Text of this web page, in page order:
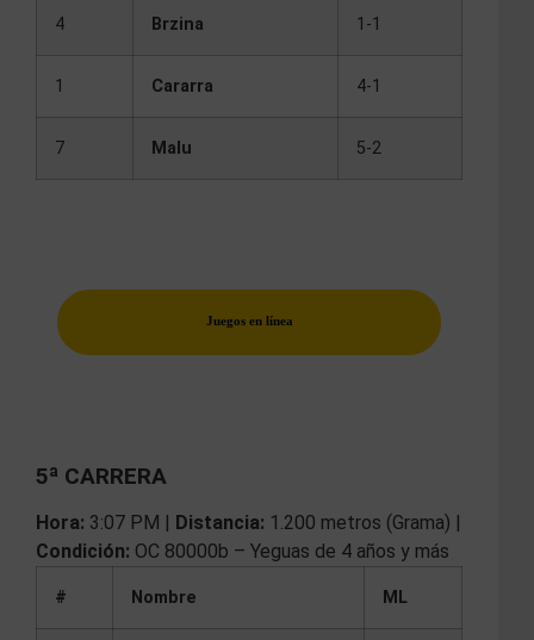
4 Brzina 1-1
1 Cararra 4-1
7 Malu 5-2
Juegos en línea
5ª CARRERA
Hora: 3:07 PM | Distancia: 1.200 metros (Grama) |
Condición: OC 80000b – Yeguas de 4 años y más
# Nombre ML